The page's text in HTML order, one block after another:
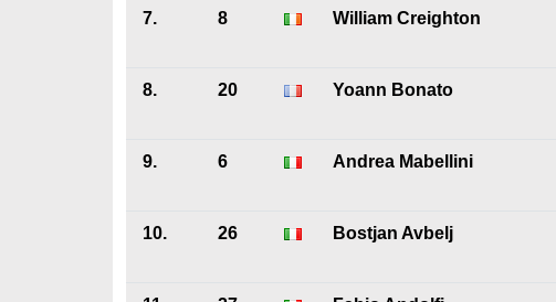
7. 8 William Creighton
8. 20 Yoann Bonato
9. 6 Andrea Mabellini
10. 26 Bostjan Avbelj